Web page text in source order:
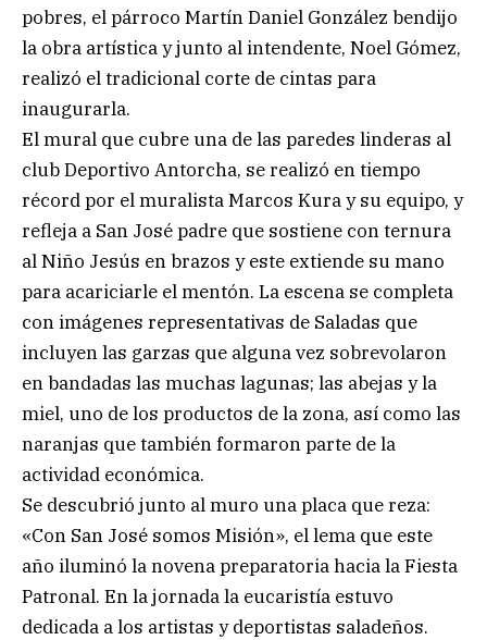
pobres, el párroco Martín Daniel González bendijo
la obra artística y junto al intendente, Noel Gómez,
realizó el tradicional corte de cintas para
inaugurarla.
El mural que cubre una de las paredes linderas al
club Deportivo Antorcha, se realizó en tiempo
récord por el muralista Marcos Kura y su equipo, y
refleja a San José padre que sostiene con ternura
al Niño Jesús en brazos y este extiende su mano
para acariciarle el mentón. La escena se completa
con imágenes representativas de Saladas que
incluyen las garzas que alguna vez sobrevolaron
en bandadas las muchas lagunas; las abejas y la
miel, uno de los productos de la zona, así como las
naranjas que también formaron parte de la
actividad económica.
Se descubrió junto al muro una placa que reza:
«Con San José somos Misión», el lema que este
año iluminó la novena preparatoria hacia la Fiesta
Patronal. En la jornada la eucaristía estuvo
dedicada a los artistas y deportistas saladeños.